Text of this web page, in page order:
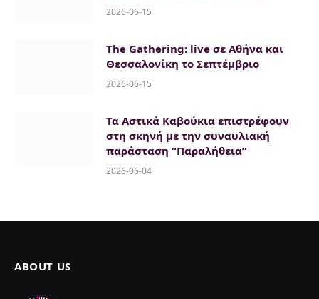
2026-06-15
The Gathering: live σε Αθήνα και
Θεσσαλονίκη το Σεπτέμβριο
2026-06-15
Τα Αστικά Καβούκια επιστρέφουν
στη σκηνή με την συναυλιακή
παράσταση “Παραλήθεια”
2026-06-04
ABOUT US